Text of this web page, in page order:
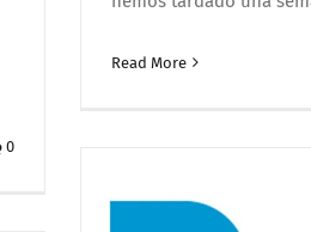
Read More
0